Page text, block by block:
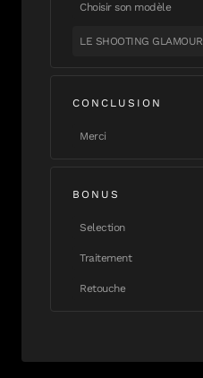
Choisir son modèle
LE SHOOTING GLAMOUR
CONCLUSION
Merci
BONUS
Selection
Traitement
Retouche